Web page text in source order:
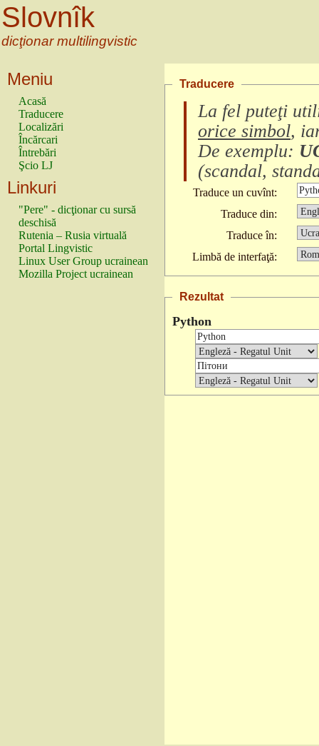
Slovnîk
dicţionar multilingvistic
Meniu
Acasă
Traducere
Localizări
Încărcari
Întrebări
Şcio LJ
Linkuri
"Pere" - dicţionar cu sursă
deschisă
Rutenia – Rusia virtuală
Portal Lingvistic
Linux User Group ucrainean
Mozilla Project ucrainean
Traducere
La fel puteţi
orice simbol,
De exemplu:
(scandal,
Traduce un cuvînt:
Traduce din:
Traduce în:
Limbă de interfaţă:
Rezultat
Python